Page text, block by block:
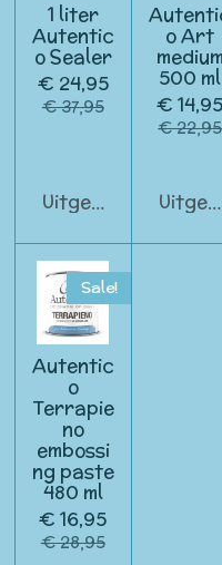
1 liter
Autentic
o Sealer
€ 24,95
€ 37,95
Uitgeschakeld
o Art
medium
500 ml
€ 14,95
€ 22,95
Sale!
Autentic
o
Terrapie
no
embossi
ng paste
480 ml
€ 16,95
€ 28,95